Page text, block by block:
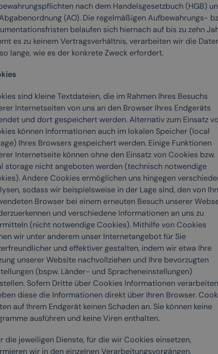
nach dem Handelsgesetzbuch (HGB)
(AO). Die regelmäßigen Aufbewahrungs-
belaufen sich hiernach auf bis zu zehn
es zu keinem Vertragsverhältnis, verarbeiten wir die
lange, wie es der konkrete Zweck erfordert.
sind kleine Textdateien, die im Rahmen Ihres Besuchs
Internetseiten von uns an den Browser Ihres Endgeräts
und dort gespeichert werden. Alternativ zum Einsatz
können Informationen auch im lokalen Speicher (local
Ihres Browsers gespeichert werden. Einige Funktionen
Internetseite können ohne den Einsatz von Cookies bzw.
storage nicht angeboten werden (technisch notwendige
Andere Cookies ermöglichen uns hingegen
sodass wir beispielsweise in der Lage sind, den von
Browser bei einem erneuten Besuch unserer
und verschiedene Informationen an uns zu
(nicht notwendige Cookies). Mithilfe von Cookies
wir unter anderem unser Internetangebot für Sie
und effektiver gestalten, indem wir etwa Ihre
unserer Website nachvollziehen und Ihre bevorzugten
(bspw. Länder- und Spracheneinstellungen)
Sofern Dritte über Cookies Informationen
diese die Informationen direkt über Ihren Browser.
auf Ihrem Endgerät keinen Schaden an. Sie können keine
ausführen und keine Viren enthalten.
die jeweiligen Dienste, für die wir Cookies einsetzen,
wir in den einzelnen Verarbeitungsvorgängen.